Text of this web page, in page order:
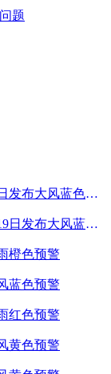
题
广西壮族自治区钦州市2022年10月19日发布大风蓝色预警
广西壮族自治区防城港市2022年10月19日发布大风蓝色预警
橙色预警
蓝色预警
红色预警
黄色预警